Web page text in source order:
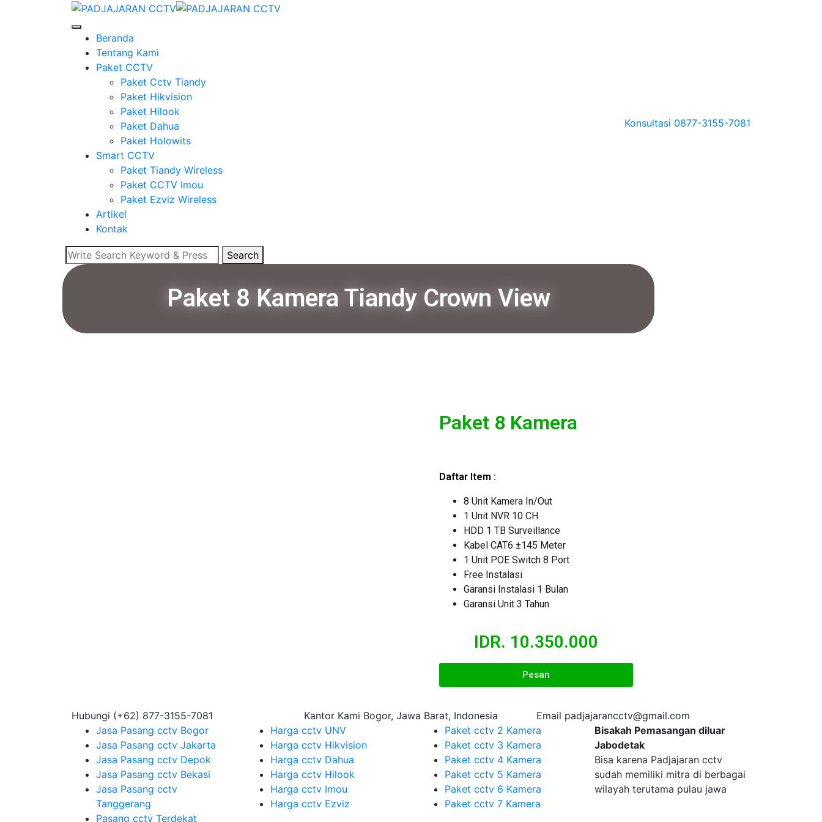
Beranda
Tentang Kami
Paket CCTV
Paket Cctv Tiandy
Paket Hikvision
Paket Hilook
Paket Dahua
Paket Holowits
Smart CCTV
Paket Tiandy Wireless
Paket CCTV Imou
Paket Ezviz Wireless
Artikel
Kontak
Konsultasi 0877-3155-7081
Search
Paket 8 Kamera Tiandy Crown View
Paket 8 Kamera
Daftar Item :
8 Unit Kamera In/Out
1 Unit NVR 10 CH
HDD 1 TB Surveillance
Kabel CAT6 ±145 Meter
1 Unit POE Switch 8 Port
Free Instalasi
Garansi Instalasi 1 Bulan
Garansi Unit 3 Tahun
IDR. 10.350.000
Pesan
Hubungi (+62) 877-3155-7081 Kantor Kami Bogor, Jawa Barat, Indonesia Email padjajarancctv@gmail.com
Jasa Pasang cctv Bogor
Jasa Pasang cctv Jakarta
Jasa Pasang cctv Depok
Jasa Pasang cctv Bekasi
Jasa Pasang cctv
Tanggerang
Pasang cctv Terdekat
Harga cctv UNV
Harga cctv Hikvision
Harga cctv Dahua
Harga cctv Hilook
Harga cctv Imou
Harga cctv Ezviz
Paket cctv 2 Kamera
Paket cctv 3 Kamera
Paket cctv 4 Kamera
Paket cctv 5 Kamera
Paket cctv 6 Kamera
Paket cctv 7 Kamera
Bisakah Pemasangan diluar
Jabodetak
Bisa karena Padjajaran cctv
sudah memiliki mitra di berbagai
wilayah terutama pulau jawa